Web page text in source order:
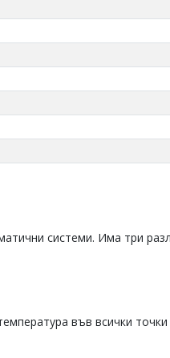
системи. Има три
във всички